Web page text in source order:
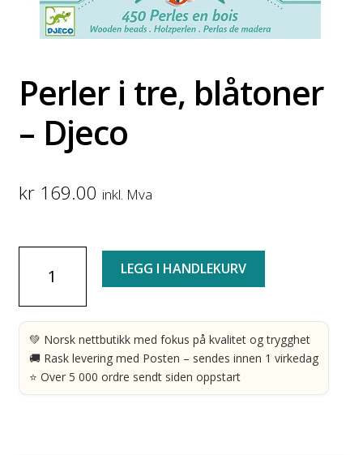
Perler i tre, blåtoner
– Djeco
kr169.00 inkl. Mva
Djeco
antall
LEGG I HANDLEKURV
💚 Norsk nettbutikk med fokus på kvalitet og trygghet
🚚 Rask levering med Posten – sendes innen 1 virkedag
⭐ Over 5 000 ordre sendt siden oppstart